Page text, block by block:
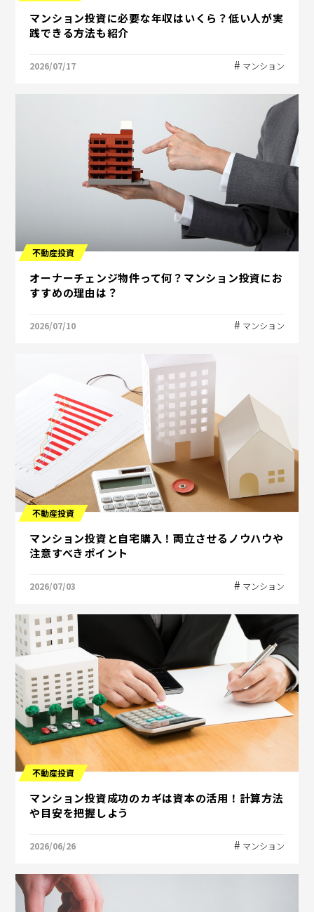
マンション投資に必要な年収はいくら？低い人が実
践できる方法も紹介
2026/07/17 マンション
不動産投資
オーナーチェンジ物件って何？マンション投資にお
すすめの理由は？
2026/07/10 マンション
不動産投資
マンション投資と自宅購入！両立させるノウハウや
注意すべきポイント
2026/07/03 マンション
不動産投資
マンション投資成功のカギは資本の活用！計算方法
や目安を把握しよう
2026/06/26 マンション